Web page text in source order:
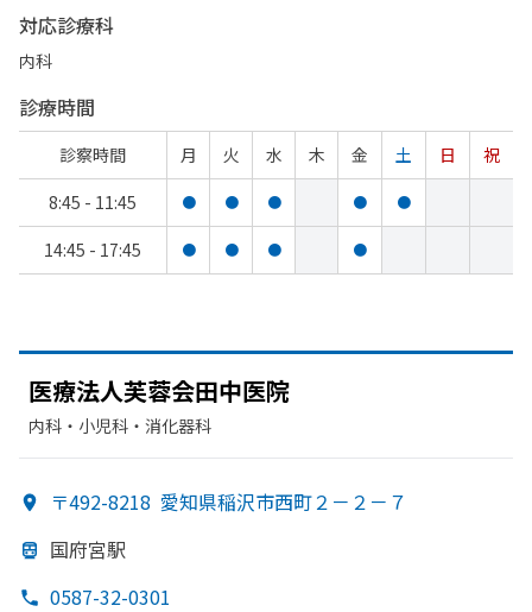
対応診療科
内科
診療時間
診察時間 月 火 水 木 金 土 日
祝
8:45 - 11:45
● ● ● ● ●
14:45 - 17:45 ● ● ● ●
医療法人芙蓉会田中医院
内科・​小児科・​消化器科
〒492-8218 愛知県稲沢市西町２－２－７
国府宮駅
0587-32-0301